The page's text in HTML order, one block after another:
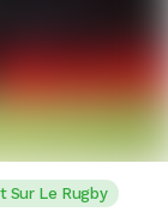
Sur Le Rugby